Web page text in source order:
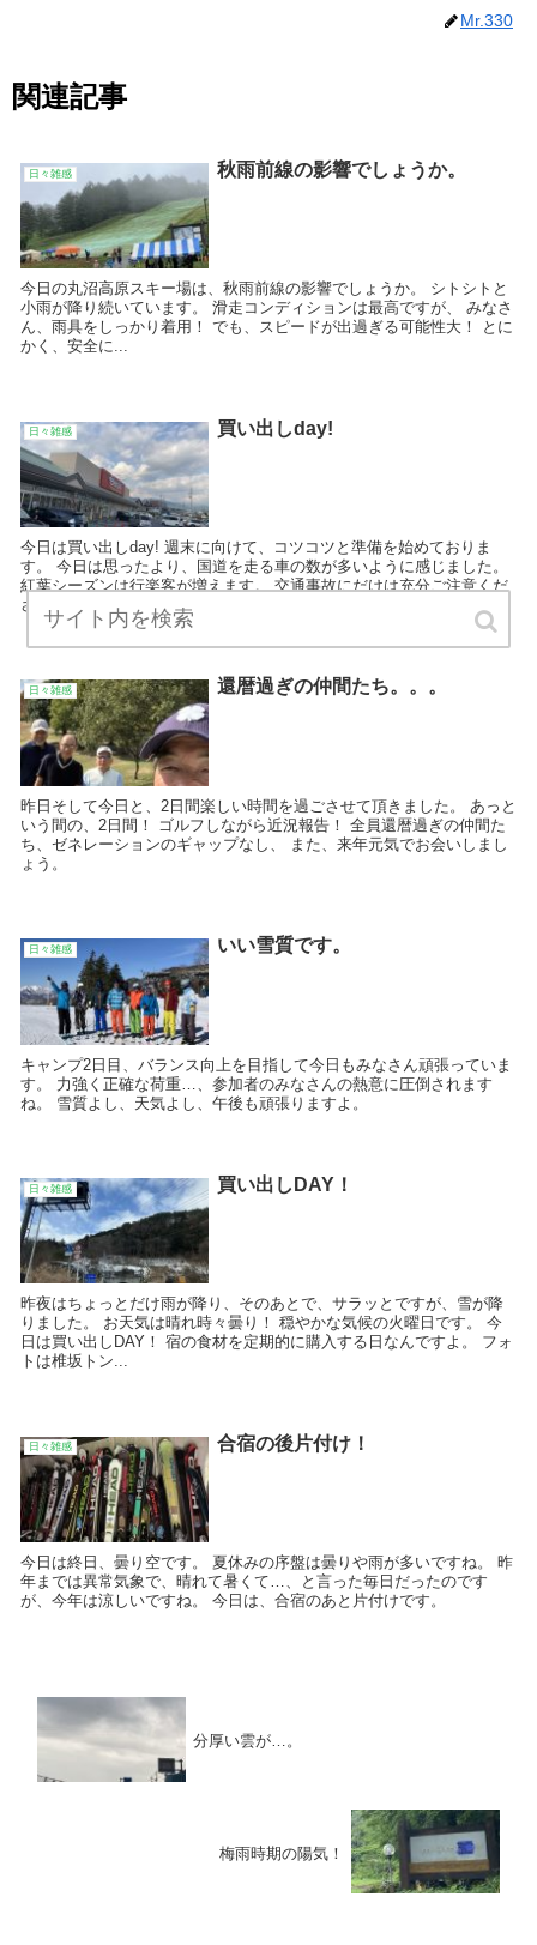
Mr.330
関連記事
日々雑感 秋雨前線の影響でしょうか。
今日の丸沼高原スキー場は、秋雨前線の影響でしょうか。 シトシトと
小雨が降り続いています。 滑走コンディションは最高ですが、 みなさ
ん、雨具をしっかり着用！ でも、スピードが出過ぎる可能性大！ とに
かく、安全に...
日々雑感 買い出しday!
今日は買い出しday! 週末に向けて、コツコツと準備を始めておりま
す。 今日は思ったより、国道を走る車の数が多いように感じました。
紅葉シーズンは行楽客が増えます。 交通事故にだけは充分ご注意くだ
さい。
日々雑感 還暦過ぎの仲間たち。。。
昨日そして今日と、2日間楽しい時間を過ごさせて頂きました。 あっと
いう間の、2日間！ ゴルフしながら近況報告！ 全員還暦過ぎの仲間た
ち、ゼネレーションのギャップなし、 また、来年元気でお会いしまし
ょう。
日々雑感 いい雪質です。
キャンプ2日目、バランス向上を目指して今日もみなさん頑張っていま
す。 力強く正確な荷重…、参加者のみなさんの熱意に圧倒されます
ね。 雪質よし、天気よし、午後も頑張りますよ。
日々雑感 買い出しDAY！
昨夜はちょっとだけ雨が降り、そのあとで、サラッとですが、雪が降
りました。 お天気は晴れ時々曇り！ 穏やかな気候の火曜日です。 今
日は買い出しDAY！ 宿の食材を定期的に購入する日なんですよ。 フォ
トは椎坂トン...
日々雑感 合宿の後片付け！
今日は終日、曇り空です。 夏休みの序盤は曇りや雨が多いですね。 昨
年までは異常気象で、晴れて暑くて…、と言った毎日だったのです
が、今年は涼しいですね。 今日は、合宿のあと片付けです。
分厚い雲が…。
梅雨時期の陽気！